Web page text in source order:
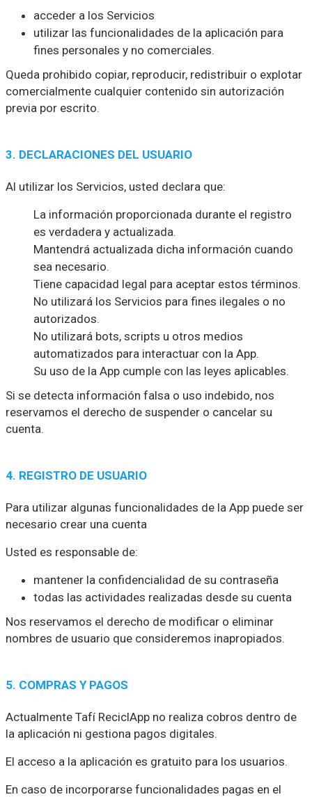
acceder a los Servicios
utilizar las funcionalidades de la aplicación para
fines personales y no comerciales.
Queda prohibido copiar, reproducir, redistribuir o explotar
comercialmente cualquier contenido sin autorización
previa por escrito.
3. DECLARACIONES DEL USUARIO
Al utilizar los Servicios, usted declara que:
La información proporcionada durante el registro
es verdadera y actualizada.
Mantendrá actualizada dicha información cuando
sea necesario.
Tiene capacidad legal para aceptar estos términos.
No utilizará los Servicios para fines ilegales o no
autorizados.
No utilizará bots, scripts u otros medios
automatizados para interactuar con la App.
Su uso de la App cumple con las leyes aplicables.
Si se detecta información falsa o uso indebido, nos
reservamos el derecho de suspender o cancelar su
cuenta.
4. REGISTRO DE USUARIO
Para utilizar algunas funcionalidades de la App puede ser
necesario crear una cuenta
Usted es responsable de:
mantener la confidencialidad de su contraseña
todas las actividades realizadas desde su cuenta
Nos reservamos el derecho de modificar o eliminar
nombres de usuario que consideremos inapropiados.
5. COMPRAS Y PAGOS
Actualmente Tafí ReciclApp no realiza cobros dentro de
la aplicación ni gestiona pagos digitales.
El acceso a la aplicación es gratuito para los usuarios.
En caso de incorporarse funcionalidades pagas en el